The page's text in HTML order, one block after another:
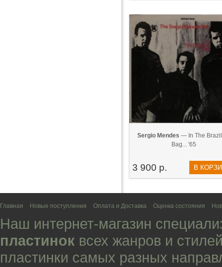
Sergio Mendes — In The
Bag... '65
3 900 р. В
Главная Новые поступления Оплата и Доставка Оценка состояния
Наш интернет-магазин
пластинок всех жанров и
пластинки самых разных